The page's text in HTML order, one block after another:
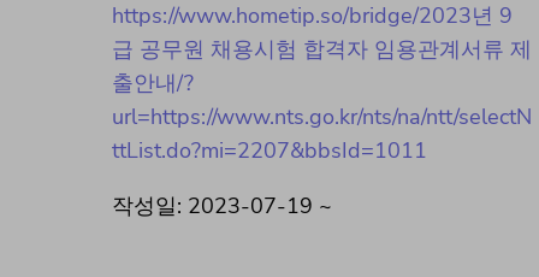
https://www.hometip.so/bridge/2023년 9
급 공무원 채용시험 합격자 임용관계서류 제
출안내/?
url=https://www.nts.go.kr/nts/na/ntt/selectN
ttList.do?mi=2207&bbsId=1011
작성일: 2023-07-19 ~